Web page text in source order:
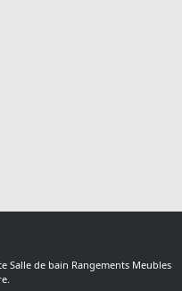
Salle de bain Rangements Meubles